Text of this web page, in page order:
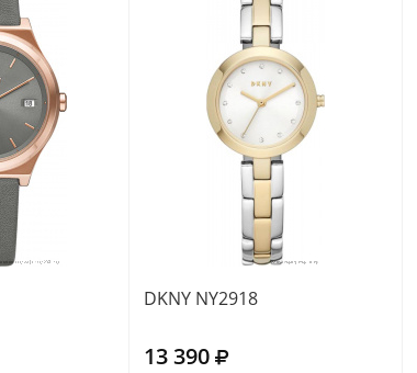
DKNY NY2918
13 390